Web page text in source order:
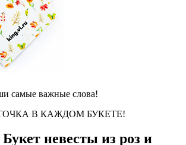
самые важные слова!
В КАЖДОМ БУКЕТЕ!
Букет невесты из роз и